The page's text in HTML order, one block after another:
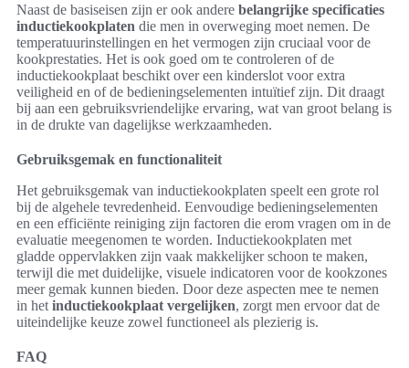
Naast de basiseisen zijn er ook andere belangrijke specificaties
inductiekookplaten die men in overweging moet nemen. De
temperatuurinstellingen en het vermogen zijn cruciaal voor de
kookprestaties. Het is ook goed om te controleren of de
inductiekookplaat beschikt over een kinderslot voor extra
veiligheid en of de bedieningselementen intuïtief zijn. Dit draagt
bij aan een gebruiksvriendelijke ervaring, wat van groot belang is
in de drukte van dagelijkse werkzaamheden.
Gebruiksgemak en functionaliteit
Het gebruiksgemak van inductiekookplaten speelt een grote rol
bij de algehele tevredenheid. Eenvoudige bedieningselementen
en een efficiënte reiniging zijn factoren die erom vragen om in de
evaluatie meegenomen te worden. Inductiekookplaten met
gladde oppervlakken zijn vaak makkelijker schoon te maken,
terwijl die met duidelijke, visuele indicatoren voor de kookzones
meer gemak kunnen bieden. Door deze aspecten mee te nemen
in het inductiekookplaat vergelijken, zorgt men ervoor dat de
uiteindelijke keuze zowel functioneel als plezierig is.
FAQ